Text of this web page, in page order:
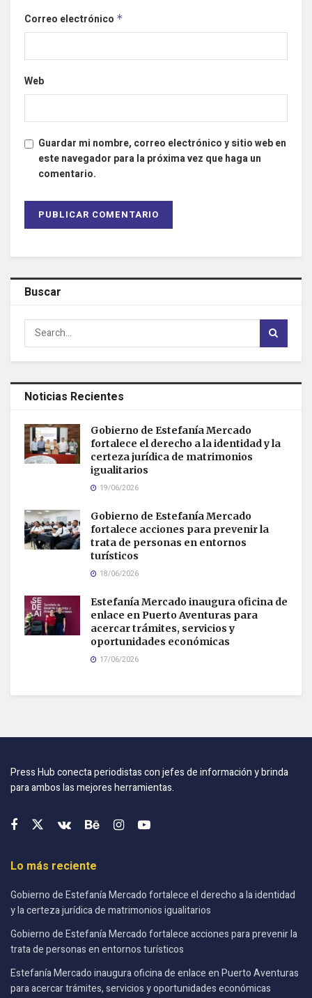
Correo electrónico *
Web
Guardar mi nombre, correo electrónico y sitio web en
este navegador para la próxima vez que haga un
comentario.
Buscar
Noticias Recientes
Gobierno de Estefanía Mercado
fortalece el derecho a la identidad y la
certeza jurídica de matrimonios
igualitarios
19/06/2026
Gobierno de Estefanía Mercado
fortalece acciones para prevenir la
trata de personas en entornos
turísticos
18/06/2026
Estefanía Mercado inaugura oficina de
enlace en Puerto Aventuras para
acercar trámites, servicios y
oportunidades económicas
17/06/2026
Press Hub conecta periodistas con jefes de información y brinda
para ambos las mejores herramientas.
Lo más reciente
Gobierno de Estefanía Mercado fortalece el derecho a la identidad
y la certeza jurídica de matrimonios igualitarios
Gobierno de Estefanía Mercado fortalece acciones para prevenir la
trata de personas en entornos turísticos
Estefanía Mercado inaugura oficina de enlace en Puerto Aventuras
para acercar trámites, servicios y oportunidades económicas